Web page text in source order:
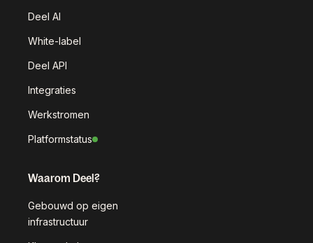
Deel AI
White-label
Deel API
Integraties
Werkstromen
Platformstatus
Waarom Deel?
Gebouwd op eigen
infrastructuur